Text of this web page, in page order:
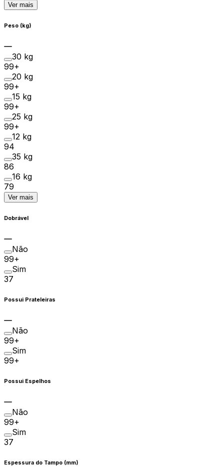
Ver mais
Peso (kg)
30 kg
99+
20 kg
99+
15 kg
99+
25 kg
99+
12 kg
94
35 kg
86
16 kg
79
Ver mais
Dobrável
Não
99+
Sim
37
Possui Prateleiras
Não
99+
Sim
99+
Possui Espelhos
Não
99+
Sim
37
Espessura do Tampo (mm)